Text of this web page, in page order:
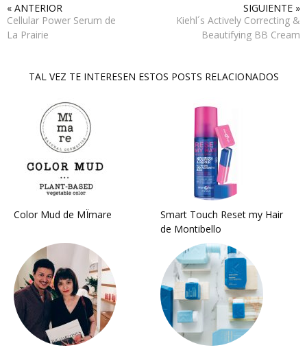
« ANTERIOR
Cellular Power Serum de
La Prairie
SIGUIENTE »
Kiehl´s Actively Correcting &
Beautifying BB Cream
TAL VEZ TE INTERESEN ESTOS POSTS RELACIONADOS
Color Mud de MÏmare
Smart Touch Reset my Hair
de Montibello